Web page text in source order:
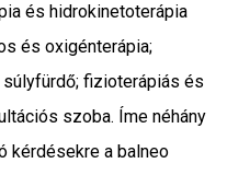
és hidrokinetoterápia
és oxigénterápia;
súlyfürdő; fizioterápiás és
szoba. Íme néhány
kérdésekre a balneo